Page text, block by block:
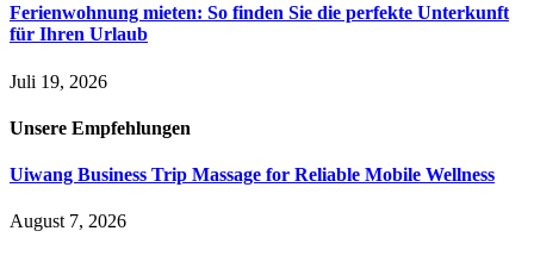
Ferienwohnung mieten: So finden Sie die perfekte Unterkunft
für Ihren Urlaub
Juli 19, 2026
Unsere Empfehlungen
Uiwang Business Trip Massage for Reliable Mobile Wellness
August 7, 2026